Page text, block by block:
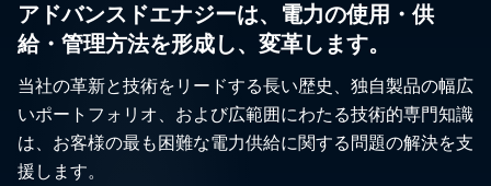
アドバンスドエナジーは、電力の使用・供
給・管理方法を形成し、変革します。
当社の革新と技術をリードする長い歴史、独自製品の幅広
いポートフォリオ、および広範囲にわたる技術的専門知識
は、お客様の最も困難な電力供給に関する問題の解決を支
援します。